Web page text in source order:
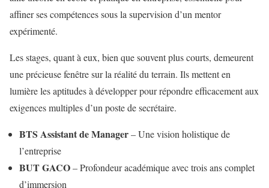
affiner ses compétences sous la supervision d’un mentor
expérimenté.
Les stages, quant à eux, bien que souvent plus courts, demeurent
une précieuse fenêtre sur la réalité du terrain. Ils mettent en
lumière les aptitudes à développer pour répondre efficacement aux
exigences multiples d’un poste de secrétaire.
BTS Assistant de Manager– Une vision holistique de
l’entreprise
BUT GACO– Profondeur académique avec trois ans complet
d’immersion